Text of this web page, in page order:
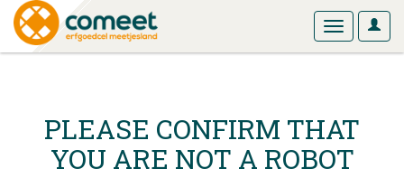
User
Toggle
PLEASE CONFIRM THAT
YOU ARE NOT A ROBOT